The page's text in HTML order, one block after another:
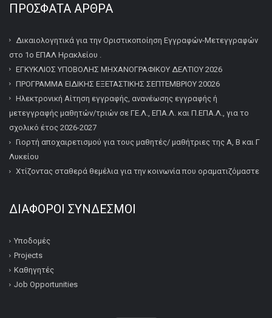
ΠΡΌΣΦΑΤΑ ΆΡΘΡΑ
Δικαιολογητικά για την Οριστικοποίηση Εγγραφών-Μετεγγραφών
στο 1ο ΕΠΑΛ Ηρακλείου .
ΕΓΚΥΚΛΙΟΣ ΥΠΟΒΟΛΗΣ ΜΗΧΑΝΟΓΡΑΦΙΚΟΥ ΔΕΛΤΙΟΥ 2026
ΠΡΟΓΡΑΜΜΑ ΕΙΔΙΚΗΣ ΕΞΕΤΑΣΤΙΚΗΣ ΣΕΠΤΕΜΒΡΙΟΥ 20026
Ηλεκτρονική Αίτηση εγγραφής, ανανέωσης εγγραφής ή
μετεγγραφής μαθητών/τριών σε ΓΕ.Λ., ΕΠΑ.Λ. και Π.ΕΠΑ.Λ., για το
σχολικό έτος 2026-2027
Γιορτή αποχαιρετισμού για τους μαθητές/ μαθήτριες της Α, Β και Γ
Λυκείου
Χτίζοντας σταθερά θεμέλια για την κοινωνία που οραματιζόμαστε
ΔΙΆΦΟΡΟΙ ΣΎΝΔΕΣΜΟΙ
Υποδομές
Projects
Καθηγητές
Job Opportunities